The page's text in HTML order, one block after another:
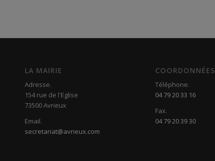
LA MAIRIE
Adresse.
154 rue de l'Eglise
73500 Avrieux
Email.
secretariat@avrieux.com
COORDONNÉES
Téléphone.
04 79 20 33 16
Fax.
04 79 20 39 30